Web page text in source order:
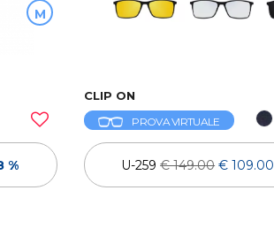
M
%
CLIP ON
PROVA VIRTUALE
U-259€ 149.00 € 109.00